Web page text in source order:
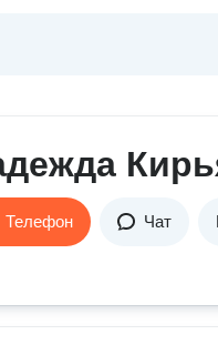
Телефон Чат